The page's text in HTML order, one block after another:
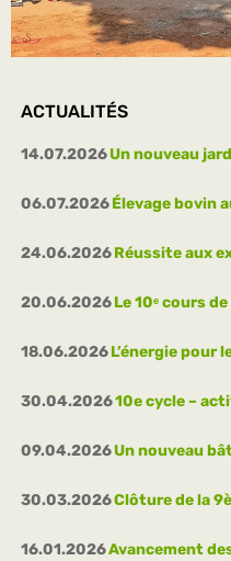
ACTUALITÉS
14.07.2026Un nouveau
06.07.2026Élevage bovin
24.06.2026Réussite aux
20.06.2026Le 10ᵉ cours
18.06.2026L’énergie pour
30.04.202610e cycle –
09.04.2026Un nouveau
30.03.2026Clôture de la
16.01.2026Avancement